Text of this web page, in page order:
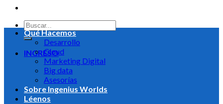
INGRESO
Qué Hacemos
Desarrollo
Cloud
Marketing Digital
Big data
Asesorías
Sobre Ingenius Worlds
Léenos